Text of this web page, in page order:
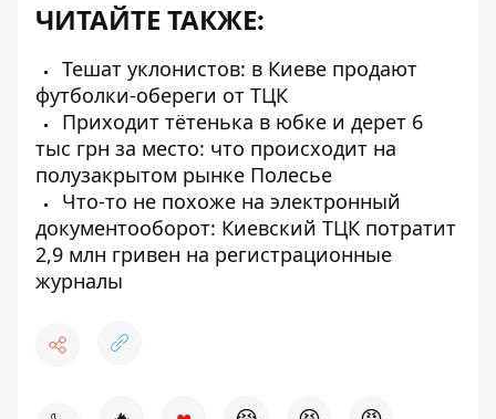
ЧИТАЙТЕ ТАКЖЕ:
Тешат уклонистов: в Киеве продают
футболки-обереги от ТЦК
Приходит тётенька в юбке и дерет 6
тыс грн за место: что происходит на
полузакрытом рынке Полесье
Что-то не похоже на электронный
документооборот: Киевский ТЦК потратит
2,9 млн гривен на регистрационные
журналы